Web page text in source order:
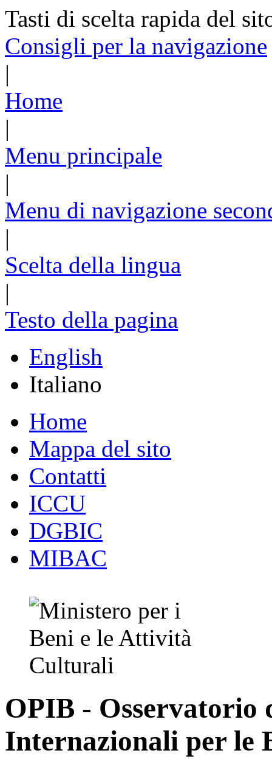
Tasti di scelta rapida del
Consigli per la navigazione
|
Home
|
Menu principale
|
Menu di navigazione
|
Scelta della lingua
|
Testo della pagina
English
Italiano
Home
Mappa del sito
Contatti
ICCU
DGBIC
MIBAC
OPIB - Osservatorio
Internazionali per le